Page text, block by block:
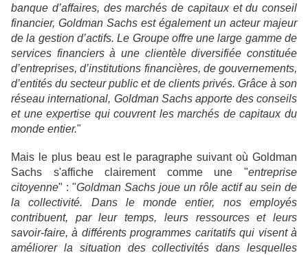
banque d’affaires, des marchés de capitaux et du conseil
financier, Goldman Sachs est également un acteur majeur
de la gestion d’actifs. Le Groupe offre une large gamme de
services financiers à une clientèle diversifiée constituée
d’entreprises, d’institutions financières, de gouvernements,
d’entités du secteur public et de clients privés. Grâce à son
réseau international, Goldman Sachs apporte des conseils
et une expertise qui couvrent les marchés de capitaux du
monde entier."
Mais le plus beau est le paragraphe suivant où Goldman
Sachs s'affiche clairement comme une "entreprise
citoyenne" : "Goldman Sachs joue un rôle actif au sein de
la collectivité. Dans le monde entier, nos employés
contribuent, par leur temps, leurs ressources et leurs
savoir-faire, à différents programmes caritatifs qui visent à
améliorer la situation des collectivités dans lesquelles